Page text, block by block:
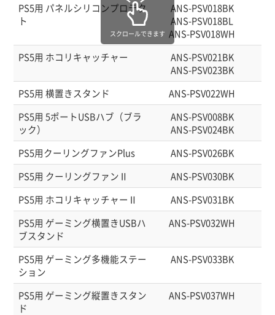
PS5用 パネルシリコンプロテク
ト
ANS-PSV018BK
ANS-PSV018BL
ANS-PSV018WH
PS5用 ホコリキャッチャー
ANS-PSV021BK
ANS-PSV023BK
PS5用 横置きスタンド
ANS-PSV022WH
PS5用 5ポートUSBハブ（ブラ
ック）
ANS-PSV008BK
ANS-PSV024BK
PS5用クーリングファンPlus
ANS-PSV026BK
PS5用 クーリングファンⅡ
ANS-PSV030BK
PS5用 ホコリキャッチャーⅡ
ANS-PSV031BK
PS5用 ゲーミング横置きUSBハ
ブスタンド
ANS-PSV032WH
PS5用 ゲーミング多機能ステー
ション
ANS-PSV033BK
PS5用 ゲーミング縦置きスタン
ド
ANS-PSV037WH
スクロールできます